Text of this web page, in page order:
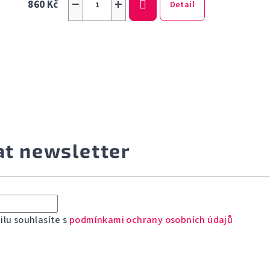
860 Kč +
− Detail
newsletter
souhlasíte s podmínkami ochrany osobních údajů